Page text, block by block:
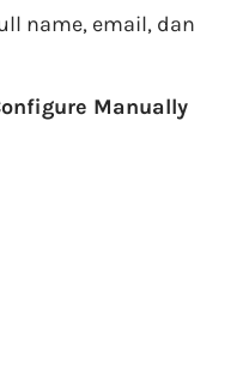
name, email, dan
Manually